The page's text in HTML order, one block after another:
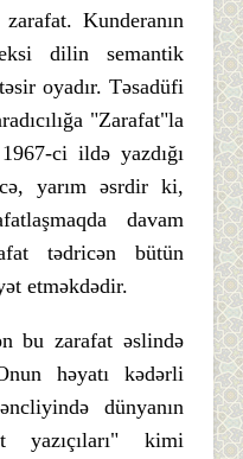
Kunderanın
dilin semantik
oyadır. Təsadüfi
"Zarafat"la
ci ildə yazdığı
yarım əsrdir ki,
davam
tədricən bütün
etməkdədir.
bu zarafat əslində
həyatı kədərli
dünyanın
yazıçıları" kimi